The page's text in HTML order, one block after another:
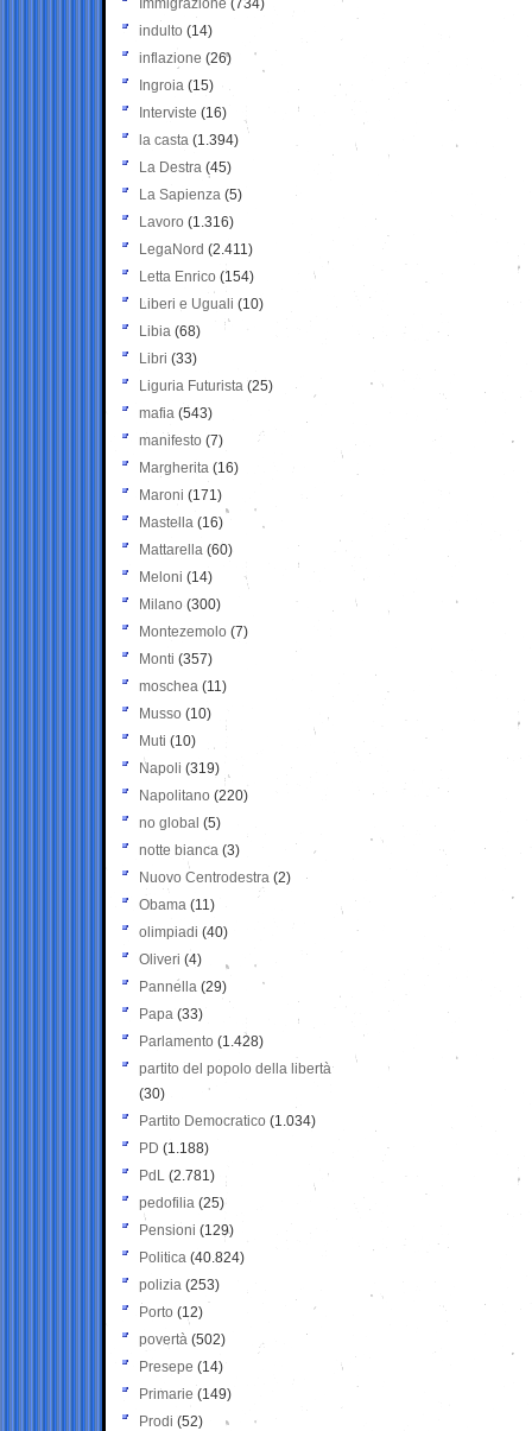
Immigrazione (734)
indulto (14)
inflazione (26)
Ingroia (15)
Interviste (16)
la casta (1.394)
La Destra (45)
La Sapienza (5)
Lavoro (1.316)
LegaNord (2.411)
Letta Enrico (154)
Liberi e Uguali (10)
Libia (68)
Libri (33)
Liguria Futurista (25)
mafia (543)
manifesto (7)
Margherita (16)
Maroni (171)
Mastella (16)
Mattarella (60)
Meloni (14)
Milano (300)
Montezemolo (7)
Monti (357)
moschea (11)
Musso (10)
Muti (10)
Napoli (319)
Napolitano (220)
no global (5)
notte bianca (3)
Nuovo Centrodestra (2)
Obama (11)
olimpiadi (40)
Oliveri (4)
Pannella (29)
Papa (33)
Parlamento (1.428)
partito del popolo della libertà
(30)
Partito Democratico (1.034)
PD (1.188)
PdL (2.781)
pedofilia (25)
Pensioni (129)
Politica (40.824)
polizia (253)
Porto (12)
povertà (502)
Presepe (14)
Primarie (149)
Prodi (52)